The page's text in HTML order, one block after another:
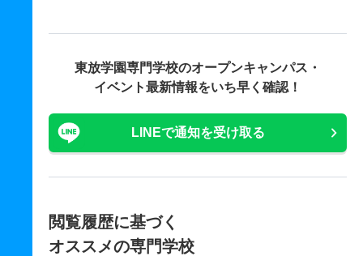
東放学園専門学校のオープンキャンパス・
イベント最新情報をいち早く確認！
LINEで通知を受け取る
閲覧履歴に基づく
オススメの専門学校